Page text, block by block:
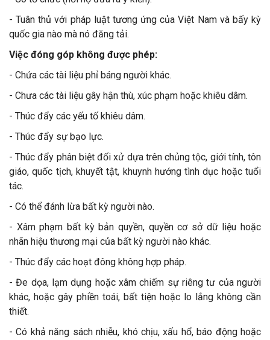
- Tuân thủ với pháp luật tương ứng của Việt Nam và bấy kỳ
quốc gia nào mà nó đăng tải.
Việc đóng góp không được phép:
- Chứa các tài liệu phỉ báng người khác.
- Chưa các tài liệu gây hận thù, xúc phạm hoặc khiêu dâm.
- Thúc đẩy các yếu tố khiêu dâm.
- Thúc đẩy sự bạo lực.
- Thúc đẩy phân biệt đối xử dựa trên chủng tộc, giới tính, tôn
giáo, quốc tịch, khuyết tật, khuynh hướng tình dục hoặc tuổi
tác.
- Có thể đánh lừa bất kỳ người nào.
- Xâm phạm bất kỳ bản quyền, quyền cơ sở dữ liệu hoặc
nhãn hiệu thương mại của bất kỳ người nào khác.
- Thúc đẩy các hoạt đông không hợp pháp.
- Đe dọa, lạm dụng hoặc xâm chiếm sự riêng tư của người
khác, hoặc gây phiền toái, bất tiện hoặc lo lắng không cần
thiết.
- Có khả năng sách nhiễu, khó chịu, xấu hổ, báo động hoặc